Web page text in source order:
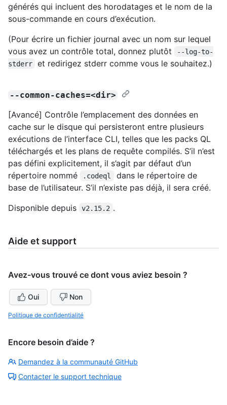
générés qui incluent des horodatages et le nom de la
sous-commande en cours d’exécution.
(Pour écrire un fichier journal avec un nom sur lequel
vous avez un contrôle total, donnez plutôt
--log-to-
stderr
et redirigez stderr comme vous le souhaitez.)
--common-caches=<dir>
[Avancé] Contrôle l’emplacement des données en
cache sur le disque qui persisteront entre plusieurs
exécutions de l’interface CLI, telles que les packs QL
téléchargés et les plans de requête compilés. S’il n’est
pas défini explicitement, il s’agit par défaut d’un
répertoire nommé
.codeql
dans le répertoire de
base de l’utilisateur. S’il n’existe pas déjà, il sera créé.
Disponible depuis
v2.15.2 .
Aide et support
Avez-vous trouvé ce dont vous aviez besoin ?
Oui Non
Politique de confidentialité
Encore besoin d’aide ?
Demandez à la communauté GitHub
Contacter le support technique